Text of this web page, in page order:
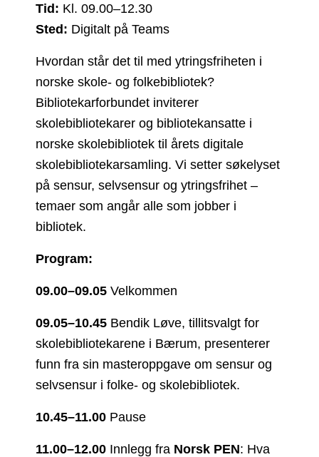
Tid: Kl. 09.00–12.30
Sted: Digitalt på Teams
Hvordan står det til med ytringsfriheten i
norske skole- og folkebibliotek?
Bibliotekarforbundet inviterer
skolebibliotekarer og bibliotekansatte i
norske skolebibliotek til årets digitale
skolebibliotekarsamling. Vi setter søkelyset
på sensur, selvsensur og ytringsfrihet –
temaer som angår alle som jobber i
bibliotek.
Program:
09.00–09.05Velkommen
09.05–10.45Bendik Løve, tillitsvalgt for
skolebibliotekarene i Bærum, presenterer
funn fra sin masteroppgave om sensur og
selvsensur i folke- og skolebibliotek.
10.45–11.00Pause
11.00–12.00Innlegg fra Norsk PEN: Hva